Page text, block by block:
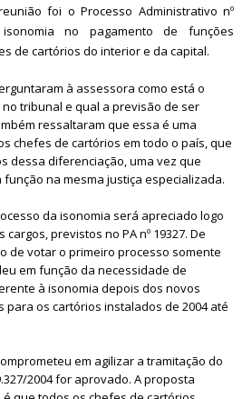
foi o Processo Administrativo nº
no pagamento de funções
de cartórios do interior e da capital.
à assessora como está o
tribunal e qual a previsão de ser
ressaltaram que essa é uma
chefes de cartórios em todo o país, que
dessa diferenciação, uma vez que
na mesma justiça especializada.
da isonomia será apreciado logo
previstos no PA nº 19327. De
de votar o primeiro processo somente
em função da necessidade de
à isonomia depois dos novos
para os cartórios instalados de 2004 até
em agilizar a tramitação do
2004 for aprovado. A proposta